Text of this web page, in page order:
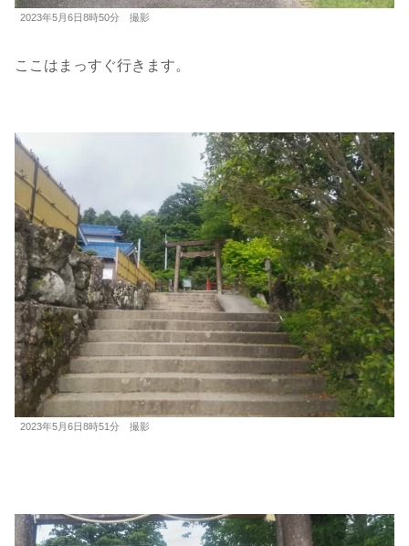
2023年5月6日8時50分 撮影
ここはまっすぐ行きます。
2023年5月6日8時51分 撮影